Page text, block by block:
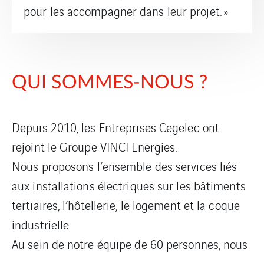
pour les accompagner dans leur projet. »
QUI SOMMES-NOUS ?
Depuis 2010, les Entreprises Cegelec ont
rejoint le Groupe VINCI Energies.
Nous proposons l’ensemble des services liés
aux installations électriques sur les bâtiments
tertiaires, l’hôtellerie, le logement et la coque
industrielle.
Au sein de notre équipe de 60 personnes, nous